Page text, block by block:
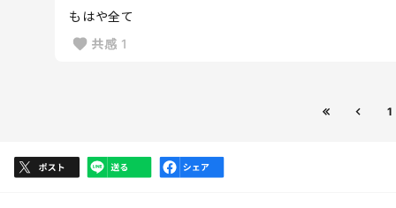
もはや全て
共感 1
1